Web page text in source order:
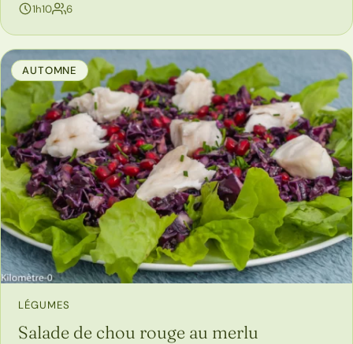
1h10 6personnes
AUTOMNE
LÉGUMES
Salade de chou rouge au merlu